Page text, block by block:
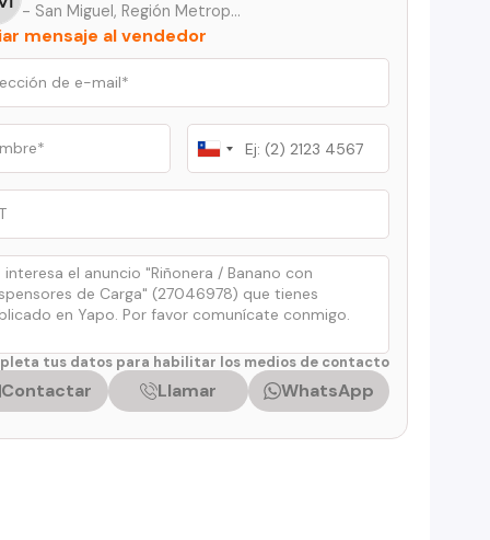
- San Miguel, Región Metropolitana
mensaje al vendedor
Chile
+56
tus datos para habilitar los medios de contacto
Contactar Llamar WhatsApp